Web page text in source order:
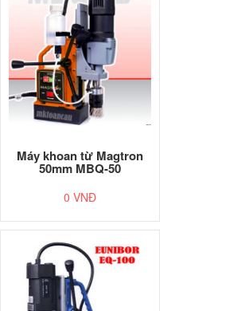
Máy khoan từ Magtron
50mm MBQ-50
0 VNĐ